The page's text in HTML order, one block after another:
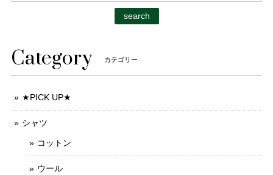
search
Category カテゴリー
★PICK UP★
シャツ
コットン
ウール